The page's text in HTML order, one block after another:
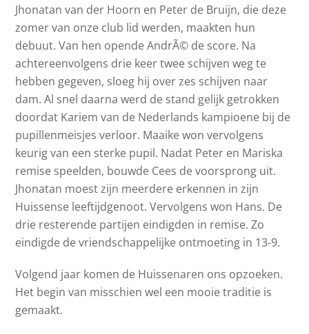
Jhonatan van der Hoorn en Peter de Bruijn, die deze
zomer van onze club lid werden, maakten hun
debuut. Van hen opende AndrÃ© de score. Na
achtereenvolgens drie keer twee schijven weg te
hebben gegeven, sloeg hij over zes schijven naar
dam. Al snel daarna werd de stand gelijk getrokken
doordat Kariem van de Nederlands kampioene bij de
pupillenmeisjes verloor. Maaike won vervolgens
keurig van een sterke pupil. Nadat Peter en Mariska
remise speelden, bouwde Cees de voorsprong uit.
Jhonatan moest zijn meerdere erkennen in zijn
Huissense leeftijdgenoot. Vervolgens won Hans. De
drie resterende partijen eindigden in remise. Zo
eindigde de vriendschappelijke ontmoeting in 13-9.
Volgend jaar komen de Huissenaren ons opzoeken.
Het begin van misschien wel een mooie traditie is
gemaakt.